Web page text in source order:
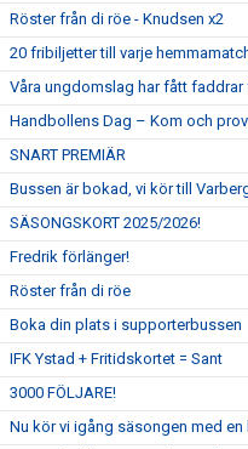
Röster från di röe - Knudsen x2
20 fribiljetter till varje
Våra ungdomslag har fått faddrar
Handbollens Dag – Kom och
SNART PREMIÄR
Bussen är bokad, vi kör till
SÄSONGSKORT 2025/2026!
Fredrik förlänger!
Röster från di röe
Boka din plats i supporterbussen
IFK Ystad + Fritidskortet = Sant
3000 FÖLJARE!
Nu kör vi igång säsongen med